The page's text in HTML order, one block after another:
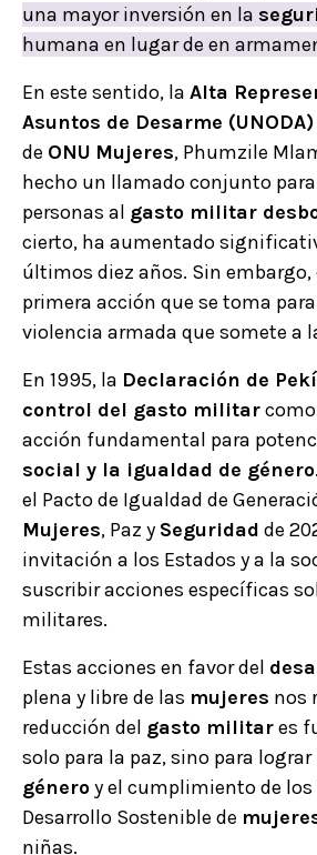
una mayor inversión en la
humana en lugar de en
En este sentido, la Alta
Asuntos de Desarme (UNODA)
de ONU Mujeres, Phumzile
hecho un llamado conjunto
personas al gasto militar
cierto, ha aumentado
últimos diez años. Sin embargo,
primera acción que se toma
violencia armada que somete a
En 1995, la Declaración de
control del gasto militar
acción fundamental para
social y la igualdad de género
el Pacto de Igualdad de
Mujeres, Paz y Seguridad de
invitación a los Estados y a la
suscribir acciones específicas
militares.
Estas acciones en favor del
plena y libre de las mujeres nos
reducción del gasto militares
solo para la paz, sino para
géneroy el cumplimiento de los
Desarrollo Sostenible de
niñas.